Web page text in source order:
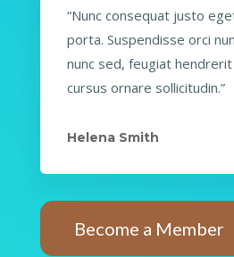
“Nunc consequat justo
porta. Suspendisse orci
nunc sed, feugiat hendrerit
cursus ornare sollicitudin.”
Helena Smith
Become a Member